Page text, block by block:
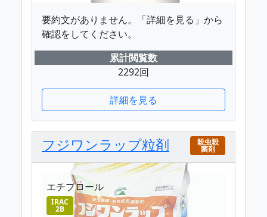
要約文がありません。「詳細を見る」から
確認をしてください。
累計閲覧数
2292回
詳細を見る
フジワンラップ粒剤 殺虫殺
菌剤
エチプロール
IRAC
2B